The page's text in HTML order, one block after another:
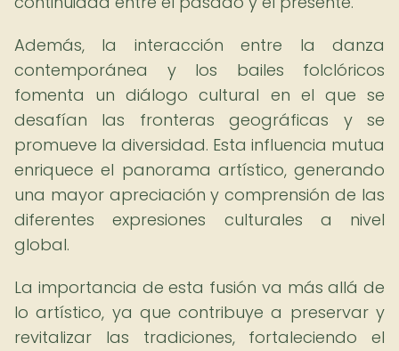
Además, la interacción entre la danza
contemporánea y los bailes folclóricos
fomenta un diálogo cultural en el que se
desafían las fronteras geográficas y se
promueve la diversidad. Esta influencia mutua
enriquece el panorama artístico, generando
una mayor apreciación y comprensión de las
diferentes expresiones culturales a nivel
global.
La importancia de esta fusión va más allá de
lo artístico, ya que contribuye a preservar y
revitalizar las tradiciones, fortaleciendo el